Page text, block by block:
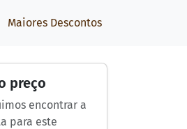
Maiores Descontos
preço
encontrar a
para este